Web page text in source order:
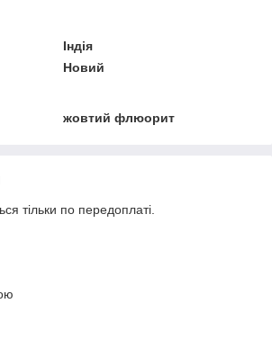
Індія
Новий
жовтий флюорит
тільки по передоплаті.